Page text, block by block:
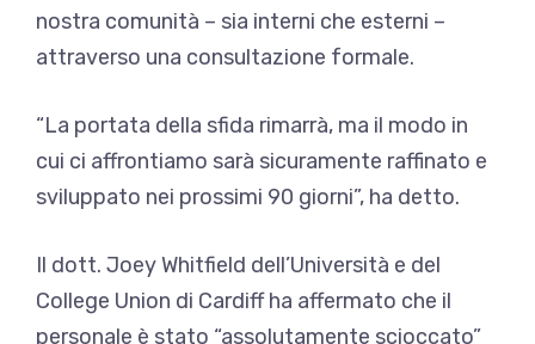
nostra comunità – sia interni che esterni –
attraverso una consultazione formale.
“La portata della sfida rimarrà, ma il modo in
cui ci affrontiamo sarà sicuramente raffinato e
sviluppato nei prossimi 90 giorni”, ha detto.
Il dott. Joey Whitfield dell’Università e del
College Union di Cardiff ha affermato che il
personale è stato “assolutamente scioccato”